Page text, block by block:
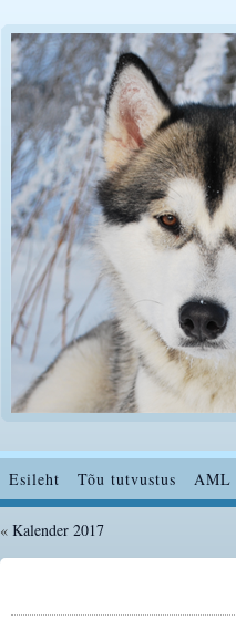
Esileht Tõu tutvustus AML
« Kalender 2017